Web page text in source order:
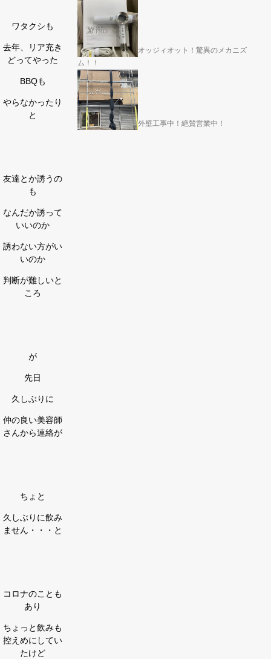
ワタクシも
去年、リア充き
どってやった
BBQも
やらなかったり
と
友達とか誘うの
も
なんだか誘って
いいのか
誘わない方がい
いのか
判断が難しいと
ころ
が
先日
久しぶりに
仲の良い美容師
さんから連絡が
ちょと
久しぶりに飲み
ません・・・と
コロナのことも
あり
ちょっと飲みも
控えめにしてい
たけど
オッジィオット！驚異のメカニズ
ム！！
外壁工事中！絶賛営業中！